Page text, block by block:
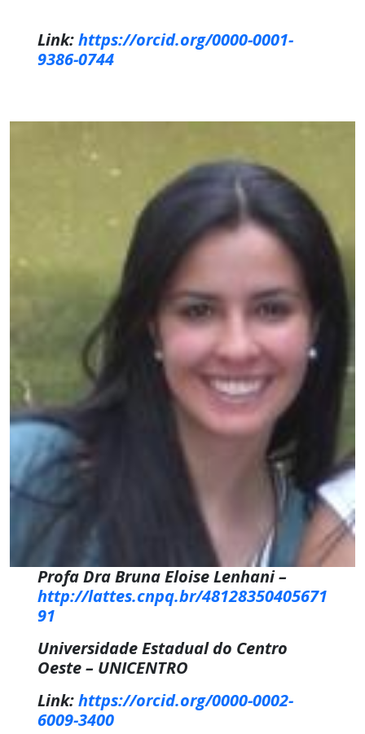
Link:https://orcid.org/0000-0001-
9386-0744
Profa Dra Bruna Eloise Lenhani –
http://lattes.cnpq.br/48128350405671
91
Universidade Estadual do Centro
Oeste – UNICENTRO
Link:https://orcid.org/0000-0002-
6009-3400